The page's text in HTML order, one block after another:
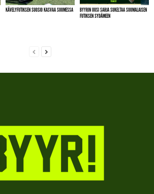
KÄVELYFUTIKSEN SUOSIO KASVAA SUOMESSA
BYYRIN UUSI SARJA SUKELTAA SUOMALAISEN
FUTIKSEN SYDÄMEEN